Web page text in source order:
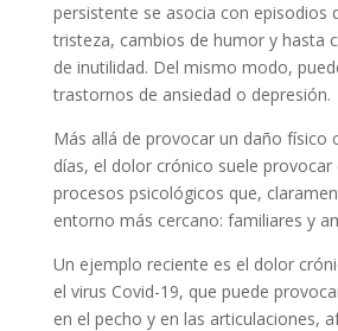
persistente se asocia con episodios
tristeza, cambios de humor y hasta
de inutilidad. Del mismo modo,
trastornos de ansiedad o depresión.
Más allá de provocar un daño físico
días, el dolor crónico suele provocar
procesos psicológicos que,
entorno más cercano: familiares y
Un ejemplo reciente es el dolor
el virus Covid-19, que puede
en el pecho y en las articulaciones,